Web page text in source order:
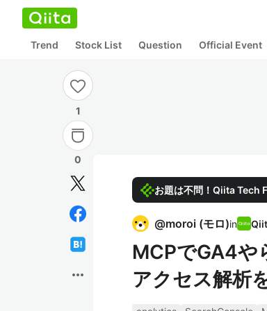
Trend Stock List Question Official Event
1
0
more_horiz
お題は不問！Qiita Tech
@moroi (モロ)in
MCPでGA4や
アクセス解析